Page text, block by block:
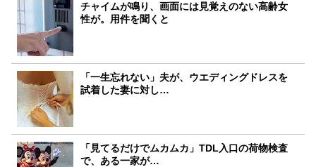
チャイムが鳴り、画面には見覚えのない高齢女
性が。用件を聞くと
「一生忘れない」夫が、ウエディングドレスを
試着した妻に対し…
「見てるだけでムカムカ」TDL入口の荷物検査
で、ある一家が…